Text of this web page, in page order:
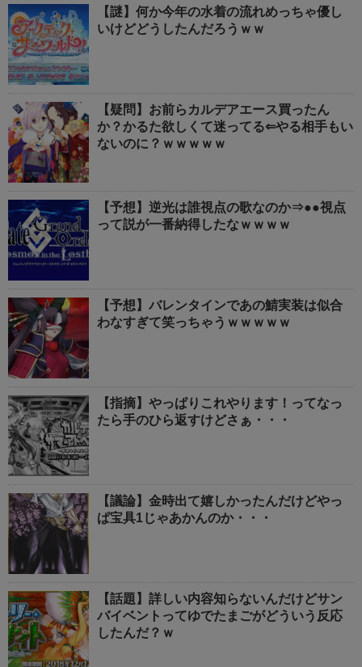
【謎】何か今年の水着の流れめっちゃ優し
いけどどうしたんだろうｗｗ
【疑問】お前らカルデアエース買ったん
か？かるた欲しくて迷ってる⇐やる相手もい
ないのに？ｗｗｗｗｗ
【予想】逆光は誰視点の歌なのか⇒●●視点
って説が一番納得したなｗｗｗｗ
【予想】バレンタインであの鯖実装は似合
わなすぎて笑っちゃうｗｗｗｗｗ
【指摘】やっぱりこれやります！ってなっ
たら手のひら返すけどさぁ・・・
【議論】金時出て嬉しかったんだけどやっ
ぱ宝具1じゃあかんのか・・・
【話題】詳しい内容知らないんだけどサン
バイベントってゆでたまごがどういう反応
したんだ？ｗ